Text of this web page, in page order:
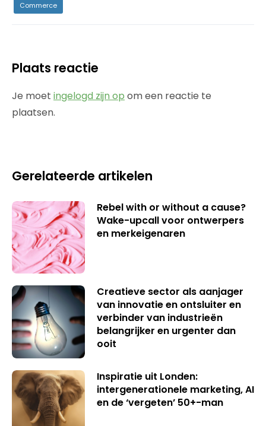
Commerce
Plaats reactie
Je moet ingelogd zijn op om een reactie te
plaatsen.
Gerelateerde artikelen
Rebel with or without a cause?
Wake-upcall voor ontwerpers
en merkeigenaren
Creatieve sector als aanjager
van innovatie en ontsluiter en
verbinder van industrieën
belangrijker en urgenter dan
ooit
Inspiratie uit Londen:
intergenerationele marketing, AI
en de ‘vergeten’ 50+-man